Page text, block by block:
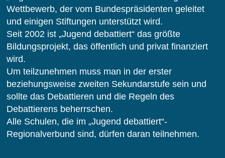
Wettbewerb, der vom Bundespräsidenten geleitet
und einigen Stiftungen unterstützt wird.
Seit 2002 ist „Jugend debattiert“ das größte
Bildungsprojekt, das öffentlich und privat finanziert
wird.
Um teilzunehmen muss man in der erster
beziehungsweise zweiten Sekundarstufe sein und
sollte das Debattieren und die Regeln des
Debattierens beherrschen.
Alle Schulen, die im „Jugend debattiert“-
Regionalverbund sind, dürfen daran teilnehmen.